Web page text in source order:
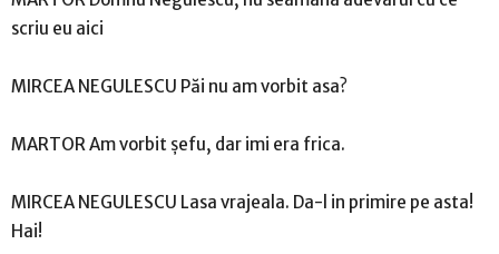
scriu eu aici
MIRCEA NEGULESCU Păi nu am vorbit asa?
MARTOR Am vorbit şefu, dar imi era frica.
MIRCEA NEGULESCU Lasa vrajeala. Da-l in primire pe asta!
Hai!